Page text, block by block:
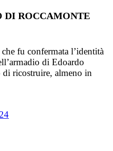
DI ROCCAMONTE
fu confermata l’identità
di Edoardo
ricostruire, almeno in